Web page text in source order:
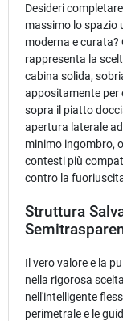
Desideri
massimo lo spazio
moderna e curata?
rappresenta la
cabina solida,
appositamente per
sopra il piatto
apertura laterale
minimo ingombro,
contesti più
contro la
Struttura
Il vero valore e la
nella rigorosa
nell'intelligente
perimetrale e le